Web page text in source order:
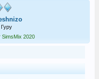
Гуру
SimsMix 2020